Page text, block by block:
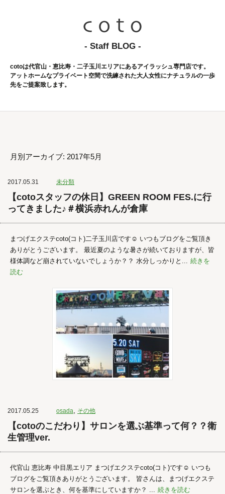
- Staff BLOG -
cotoは代官山・恵比寿・二子玉川エリアにあるアイラッシュ専門店です。
アットホームなプライベート空間で洗練された大人女性にナチュラルの一歩
先をご提案致します。
月別アーカイブ: 2017年5月
2017.05.31 未分類
【cotoスタッフの休日】GREEN ROOM FES.に行
ってきました♪＃横浜赤れんが倉庫
まつげエクステcoto(コト)二子玉川店です☺︎ いつもブログをご覧頂き
ありがとうございます。 最近夏のような暑さが続いておりますが、皆
様体調など崩されていないでしょうか？？ 水分しっかりと... 続きを
読む
2017.05.25 osada その他
【cotoのこだわり】サロンを選ぶ基準って何？？衛
生管理ver.
代官山 恵比寿 中目黒エリア まつげエクステcoto(コト)です☺︎ いつも
ブログをご覧頂きありがとうございます。 皆さんは、まつげエクステ
サロンを選ぶとき、何を基準にしていますか？ ...
続きを読む